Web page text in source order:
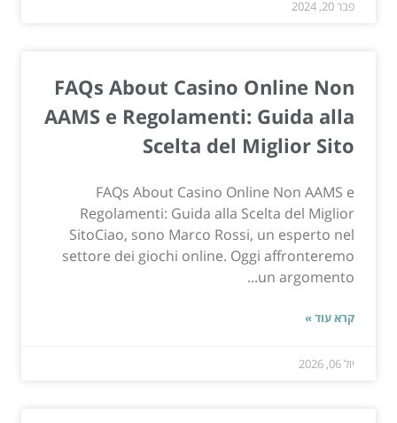
פבר 20, 2024
FAQs About Casino Online Non
AAMS e Regolamenti: Guida alla
Scelta del Miglior Sito
FAQs About Casino Online Non AAMS e
Regolamenti: Guida alla Scelta del Miglior
SitoCiao, sono Marco Rossi, un esperto nel
settore dei giochi online. Oggi affronteremo
un argomento...
קרא עוד »
יול 06, 2026